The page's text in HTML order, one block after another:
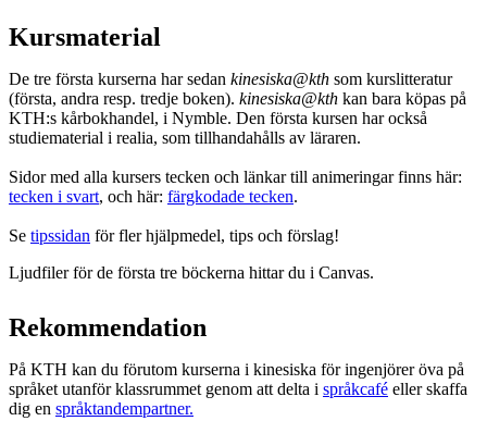
Kursmaterial
De tre första kurserna har sedan kinesiska@kth som kurslitteratur
(första, andra resp. tredje boken). kinesiska@kth kan bara köpas på
KTH:s kårbokhandel, i Nymble. Den första kursen har också
studiematerial i realia, som tillhandahålls av läraren.
Sidor med alla kursers tecken och länkar till animeringar finns här:
tecken i svart, och här: färgkodade tecken.
Se tipssidan för fler hjälpmedel, tips och förslag!
Ljudfiler för de första tre böckerna hittar du i Canvas.
Rekommendation
På KTH kan du förutom kurserna i kinesiska för ingenjörer öva på
språket utanför klassrummet genom att delta i språkcafé eller skaffa
dig en språktandempartner.